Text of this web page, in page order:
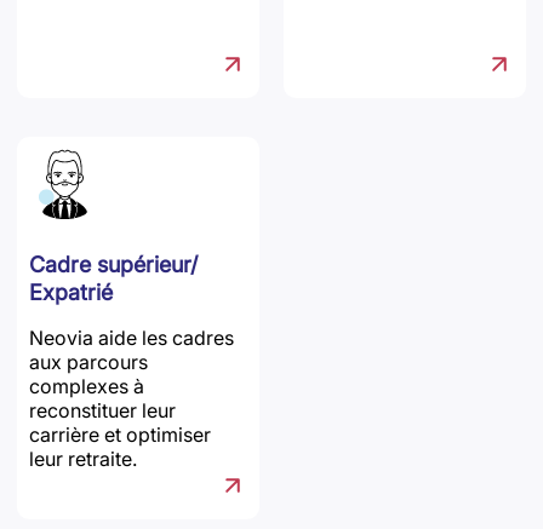
Cadre supérieur/
Expatrié
Neovia aide les cadres
aux parcours
complexes à
reconstituer leur
carrière et optimiser
leur retraite.